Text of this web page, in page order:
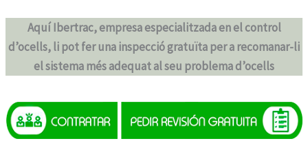
Aquí Ibertrac, empresa especialitzada en el control
d’ocells, li pot fer una inspecció gratuïta per a recomanar-li
el sistema més adequat al seu problema d’ocells